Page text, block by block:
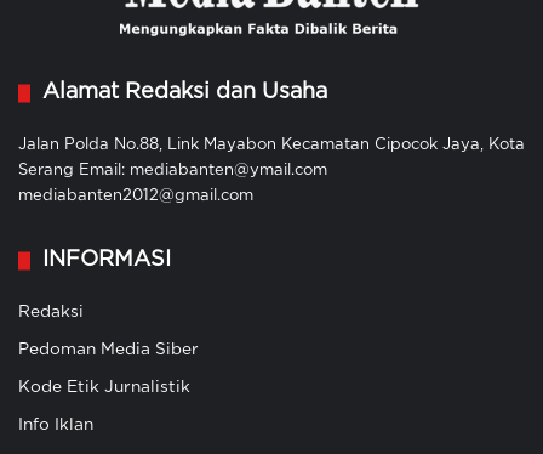
Alamat Redaksi dan Usaha
Jalan Polda No.88, Link Mayabon Kecamatan Cipocok Jaya, Kota
Serang Email: mediabanten@ymail.com
mediabanten2012@gmail.com
INFORMASI
Redaksi
Pedoman Media Siber
Kode Etik Jurnalistik
Info Iklan